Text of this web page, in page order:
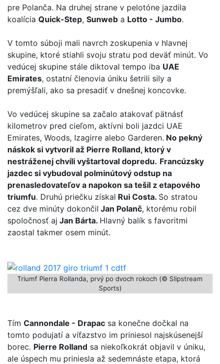
pre Polanča. Na druhej strane v pelotóne jazdila
koalícia Quick-Step, Sunweb a Lotto - Jumbo.
V tomto súboji mali navrch zoskupenia v hlavnej
skupine, ktoré stiahli svoju stratu pod deväť minút. Vo
vedúcej skupine stále diktoval tempo iba UAE
Emirates, ostatní členovia úniku šetrili sily a
premýšľali, ako sa presadiť v dnešnej koncovke.
Vo vedúcej skupine sa začalo atakovať pätnásť
kilometrov pred cieľom, aktívni boli jazdci UAE
Emirates, Woods, Izagirre alebo Garderen. No pekný
náskok si vytvoril až Pierre Rolland, ktorý v
nestráženej chvíli vyštartoval dopredu. Francúzsky
jazdec si vybudoval polminútový odstup na
prenasledovateľov a napokon sa tešil z etapového
triumfu. Druhú priečku získal Rui Costa. So stratou
cez dve minúty dokončil Jan Polanč, ktorému robil
spoločnosť aj Jan Bárta. Hlavný balík s favoritmi
zaostal takmer osem minút.
Triumf Pierra Rollanda, prvý po dvoch rokoch (© Slipstream
Sports)
Tím Cannondale - Drapac sa konečne dočkal na
tomto podujatí a víťazstvo im priniesol najskúsenejší
borec. Pierre Rolland sa niekoľkokrát objavil v úniku,
ale úspech mu priniesla až sedemnáste etapa, ktorá